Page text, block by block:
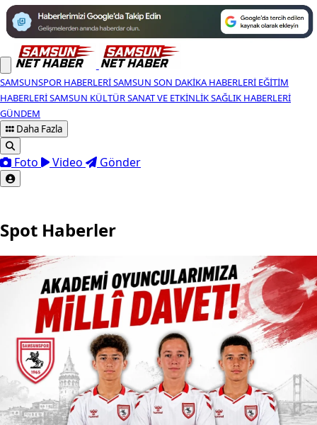
SAMSUNSPOR HABERLERISAMSUN SON DAKIKA HABERLERI EĞITIM
HABERLERISAMSUN KÜLTÜR SANAT VE ETKINLIKSAĞLIK HABERLERI
GÜNDEM
Daha Fazla
Foto Video Gönder
Spot Haberler